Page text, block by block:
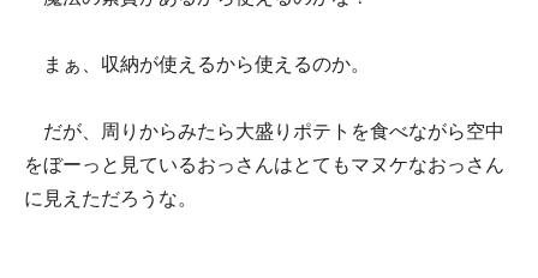
まぁ、収納が使えるから使えるのか。
だが、周りからみたら大盛りポテトを食べながら空中
をぼーっと見ているおっさんはとてもマヌケなおっさん
に見えただろうな。